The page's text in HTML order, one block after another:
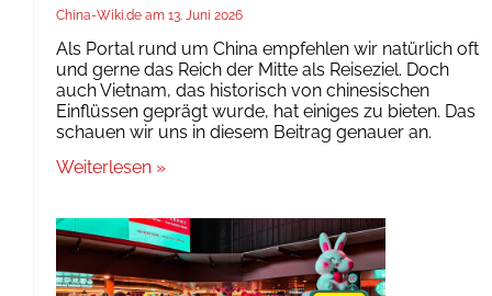
China-Wiki.de 13. Juni 2026
Als Portal rund um China empfehlen wir natürlich oft
und gerne das Reich der Mitte als Reiseziel. Doch
auch Vietnam, das historisch von chinesischen
Einflüssen geprägt wurde, hat einiges zu bieten. Das
schauen wir uns in diesem Beitrag genauer an.
Weiterlesen »